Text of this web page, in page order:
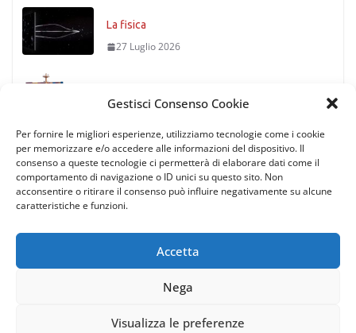
Gestisci Consenso Cookie
Per fornire le migliori esperienze, utilizziamo tecnologie come i cookie
per memorizzare e/o accedere alle informazioni del dispositivo. Il
consenso a queste tecnologie ci permetterà di elaborare dati come il
comportamento di navigazione o ID unici su questo sito. Non
acconsentire o ritirare il consenso può influire negativamente su alcune
caratteristiche e funzioni.
Accetta
Nega
Visualizza le preferenze
La fisica
27 Luglio 2026
27 Luglio 2026
Rotte di Tutto il Mondo